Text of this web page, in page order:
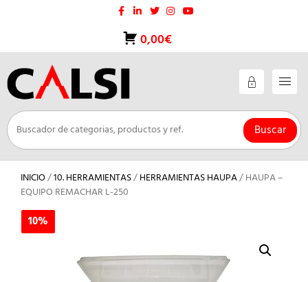
0,00€
Buscar
INICIO/10. HERRAMIENTAS/HERRAMIENTAS HAUPA/ HAUPA –
EQUIPO REMACHAR L-250
10%
10%